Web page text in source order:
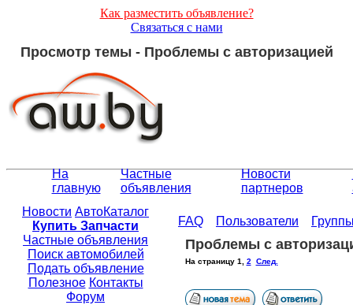
Как разместить объявление?
Связаться с нами
Просмотр темы - Проблемы с авторизацией
На
главную
Частные
объявления
Новости
партнеров
Новости АвтоКаталог
Купить Запчасти
Частные объявления
Поиск автомобилей
Подать объявление
Полезное Контакты
Форум
FAQ Пользователи
Проблемы с
На страницу 1 2 След.